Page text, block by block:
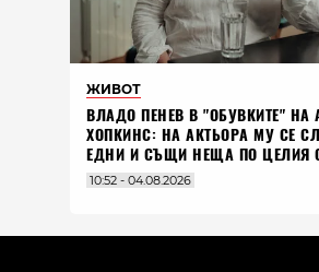
ЖИВОТ
ВЛАДO ПЕНЕВ В "ОБУВКИТЕ" НА
ХОПКИНС: НА АКТЬОРА МУ СЕ
ЕДНИ И СЪЩИ НЕЩА ПО ЦЕЛИЯ
10:52 - 04.08.2026